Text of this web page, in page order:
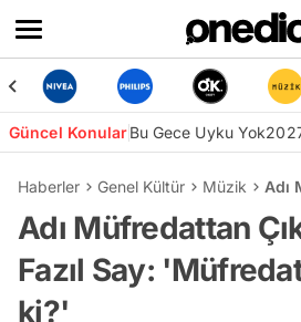
Güncel KonularBu Gece Uyku Yok
Haberler Genel Kültür Müzik Adı
Adı Müfredattan
Fazıl Say:
ki?'